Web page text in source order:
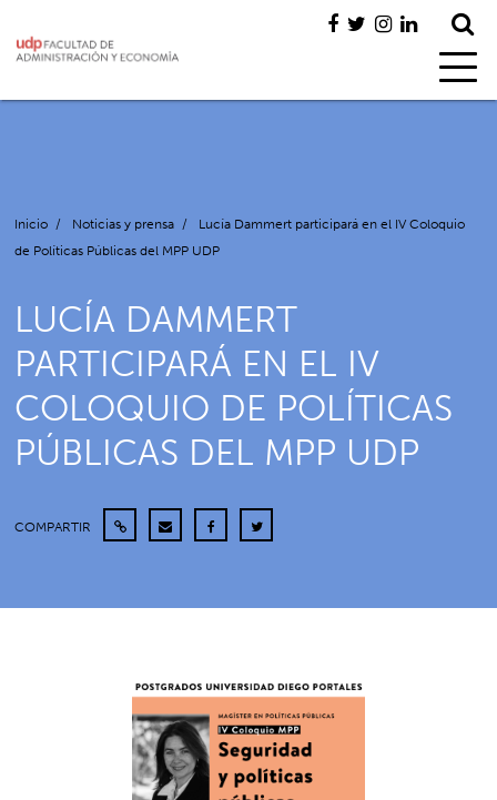
Inicio / Noticias y prensa /
Lucía Dammert participará en el IV Coloquio
de Políticas Públicas del MPP UDP
LUCÍA DAMMERT
PARTICIPARÁ EN EL IV
COLOQUIO DE POLÍTICAS
PÚBLICAS DEL MPP UDP
COMPARTIR